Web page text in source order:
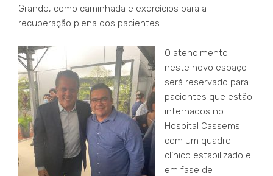
Grande, como caminhada e exercícios para a
recuperação plena dos pacientes.
O atendimento
neste novo espaço
será reservado para
pacientes que estão
internados no
Hospital Cassems
com um quadro
clínico estabilizado e
em fase de